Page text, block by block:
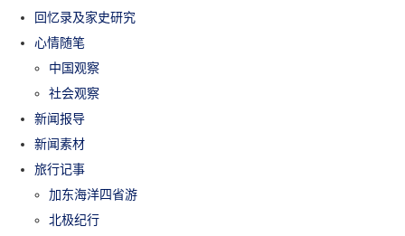
回忆录及家史研究
心情随笔
中国观察
社会观察
新闻报导
新闻素材
旅行记事
加东海洋四省游
北极纪行